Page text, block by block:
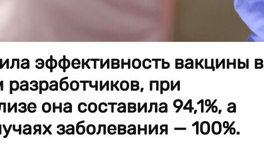
эффективность вакцины в
при
она составила 94,1%, а
заболевания — 100%.